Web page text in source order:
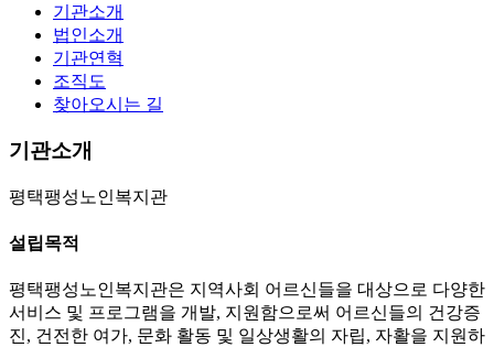
기관소개
법인소개
기관연혁
조직도
찾아오시는 길
기관소개
평택팽성노인복지관
설립목적
평택팽성노인복지관은 지역사회 어르신들을 대상으로 다양한
서비스 및 프로그램을 개발, 지원함으로써 어르신들의 건강증
진, 건전한 여가, 문화 활동 및 일상생활의 자립, 자활을 지원하